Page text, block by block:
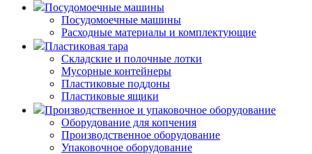
Посудомоечные машины
Посудомоечные машины
Расходные материалы и комплектующие
Пластиковая тара
Складские и полочные лотки
Мусорные контейнеры
Пластиковые поддоны
Пластиковые ящики
Производственное и упаковочное оборудование
Оборудование для копчения
Производственное оборудование
Упаковочное оборудование